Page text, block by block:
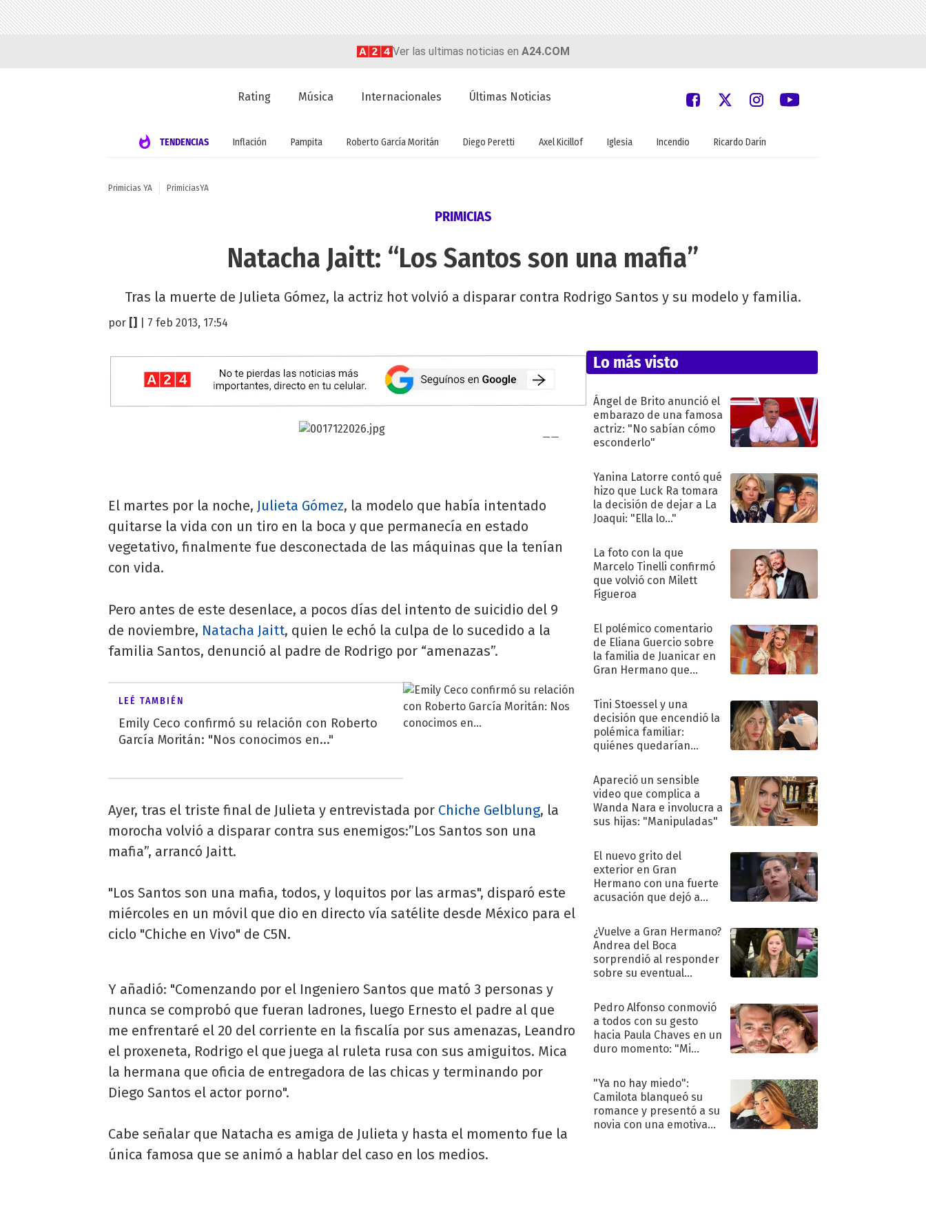
Ver las ultimas noticias en A24.COM
Rating Música Internacionales Últimas Noticias
TENDENCIAS Inflación Pampita Roberto García Moritán Diego Peretti Axel Kicillof Iglesia Incendio Ricardo Darín
Primicias YA PrimiciasYA
PRIMICIAS
Natacha Jaitt: “Los Santos son una mafia”
Tras la muerte de Julieta Gómez, la actriz hot volvió a disparar contra Rodrigo Santos y su modelo y familia.
por | 7 feb 2013, 17:54
El martes por la noche, Julieta Gómez, la modelo que había intentado
quitarse la vida con un tiro en la boca y que permanecía en estado
vegetativo, finalmente fue desconectada de las máquinas que la tenían
con vida.
Pero antes de este desenlace, a pocos días del intento de suicidio del 9
de noviembre, Natacha Jaitt, quien le echó la culpa de lo sucedido a la
familia Santos, denunció al padre de Rodrigo por “amenazas”.
LEÉ TAMBIÉN
Emily Ceco confirmó su relación con Roberto
García Moritán: "Nos conocimos en..."
Ayer, tras el triste final de Julieta y entrevistada por Chiche Gelblung, la
morocha volvió a disparar contra sus enemigos:”Los Santos son una
mafia”, arrancó Jaitt.
"Los Santos son una mafia, todos, y loquitos por las armas", disparó este
miércoles en un móvil que dio en directo vía satélite desde México para el
ciclo "Chiche en Vivo" de C5N.
Y añadió: "Comenzando por el Ingeniero Santos que mató 3 personas y
nunca se comprobó que fueran ladrones, luego Ernesto el padre al que
me enfrentaré el 20 del corriente en la fiscalía por sus amenazas, Leandro
el proxeneta, Rodrigo el que juega al ruleta rusa con sus amiguitos. Mica
la hermana que oficia de entregadora de las chicas y terminando por
Diego Santos el actor porno".
Cabe señalar que Natacha es amiga de Julieta y hasta el momento fue la
única famosa que se animó a hablar del caso en los medios.
Lo más visto
Ángel de Brito anunció el
embarazo de una famosa
actriz: "No sabían cómo
esconderlo"
Yanina Latorre contó qué
hizo que Luck Ra tomara
la decisión de dejar a La
Joaqui: "Ella lo..."
La foto con la que
Marcelo Tinelli confirmó
que volvió con Milett
Figueroa
El polémico comentario
de Eliana Guercio sobre
la familia de Juanicar en
Gran Hermano que
Tini Stoessel y una
decisión que encendió la
polémica familiar:
quiénes quedarían
Apareció un sensible
video que complica a
Wanda Nara e involucra a
sus hijas: "Manipuladas"
El nuevo grito del
exterior en Gran
Hermano con una fuerte
acusación que dejó a
"Traidora"
¿Vuelve a Gran Hermano?
Andrea del Boca
sorprendió al responder
sobre su eventual
Pedro Alfonso conmovió
a todos con su gesto
hacia Paula Chaves en un
duro momento: "Mi
terapéutico"
"Ya no hay miedo":
Camilota blanqueó su
romance y presentó a su
novia con una emotiva